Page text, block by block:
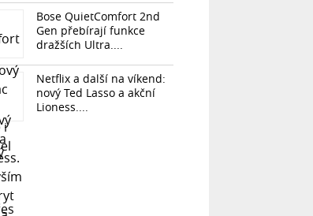
Bose QuietComfort 2nd
Gen přebírají funkce
dražších Ultra....
Netflix a další na víkend:
nový Ted Lasso a akční
Lioness....